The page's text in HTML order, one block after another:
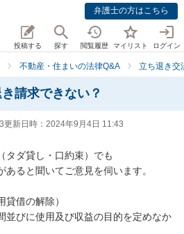
弁護士の方はこちら
投稿する 探す 閲覧履歴 マイリスト ログイン
不動産・住まいの法律Q&A 立ち退き交
請求できない？
更新日時： 2024年9月4日 11:43
タダ貸し・口約束）でも
ると聞いてご意見を伺います。
借の解除）
並びに使用及び収益の目的を定めなか